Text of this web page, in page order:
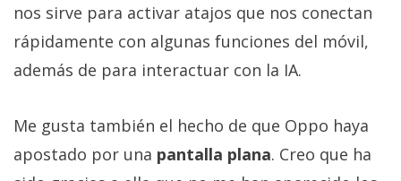
nos sirve para activar atajos que nos conectan
rápidamente con algunas funciones del móvil,
además de para interactuar con la IA.
Me gusta también el hecho de que Oppo haya
apostado por una pantalla plana. Creo que ha